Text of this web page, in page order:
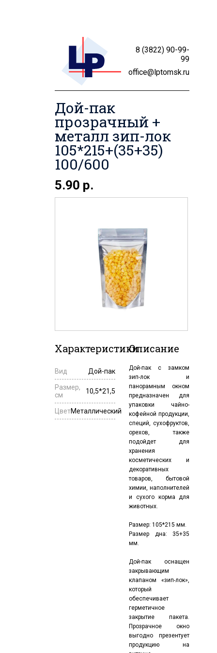
8 (3822) 90-99-
99
office@lptomsk.ru
Дой-пак
прозрачный +
металл зип-лок
105*215+(35+35)
100/600
5.90 р.
Характеристики
Вид Дой-пак
Размер,
см
10,5*21,5
ЦветМеталлический
Описание
Дой-пак с замком
зип-лок и
панорамным окном
предназначен для
упаковки чайно-
кофейной продукции,
специй, сухофруктов,
орехов, также
подойдет для
хранения
косметических и
декоративных
товаров, бытовой
химии, наполнителей
и сухого корма для
животных.
Размер: 105*215 мм.
Размер дна: 35+35
мм.
Дой-пак оснащен
закрывающим
клапаном «зип-лок»,
который
обеспечивает
герметичное
закрытие пакета.
Прозрачное окно
выгодно презентует
продукцию на